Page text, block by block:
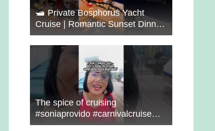
🛥️ Private Bosphorus Yacht
Cruise | Romantic Sunset Dinner
on the Water 🇹🇷✨
The spice of cruising
#soniaprovido #carnivalcruise
#choosefun #adventure #cruise